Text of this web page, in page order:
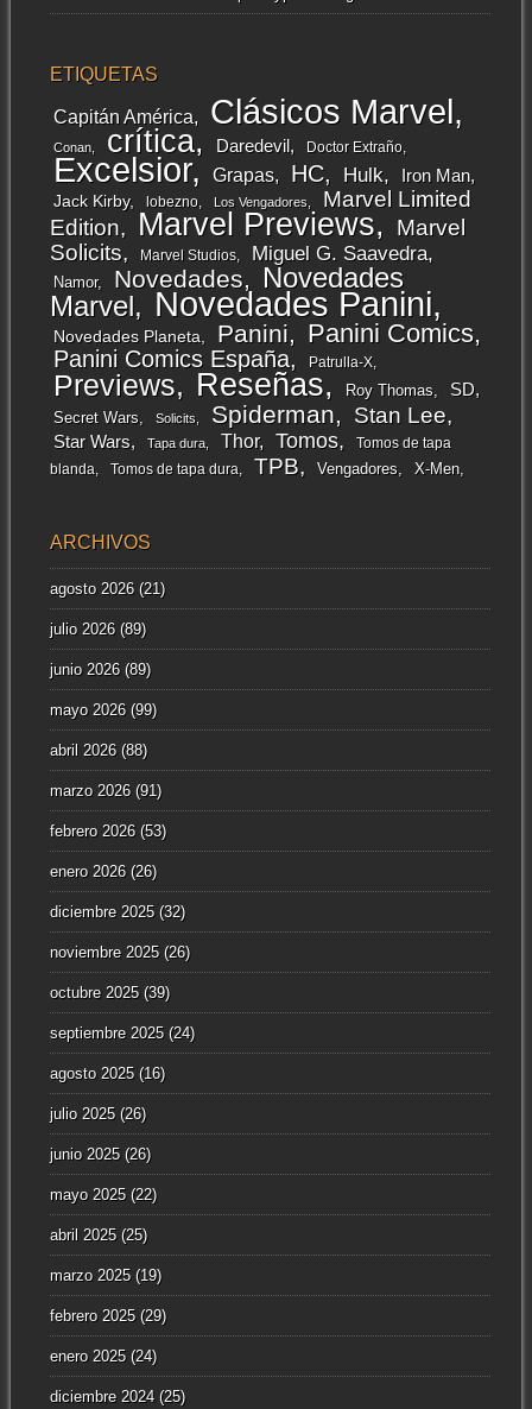
ETIQUETAS
Capitán América Clásicos Marvel
Conan crítica Daredevil Doctor Extraño
Excelsior Grapas HC Hulk Iron Man
Jack Kirby lobezno Los Vengadores
Marvel Limited
Edition
Marvel Previews
Marvel
Solicits
Marvel Studios Miguel G. Saavedra
Namor Novedades
Novedades
Marvel
Novedades Panini
Novedades Planeta Panini Panini Comics
Panini Comics España Patrulla-X
Previews Reseñas Roy Thomas SD
Secret Wars Solicits Spiderman Stan Lee
Star Wars Tapa dura Thor Tomos
Tomos de tapa
blanda
Tomos de tapa dura TPB Vengadores X-Men
ARCHIVOS
agosto 2026(21)
julio 2026(89)
junio 2026(89)
mayo 2026(99)
abril 2026(88)
marzo 2026(91)
febrero 2026(53)
enero 2026(26)
diciembre 2025(32)
noviembre 2025(26)
octubre 2025(39)
septiembre 2025(24)
agosto 2025(16)
julio 2025(26)
junio 2025(26)
mayo 2025(22)
abril 2025(25)
marzo 2025(19)
febrero 2025(29)
enero 2025(24)
diciembre 2024(25)